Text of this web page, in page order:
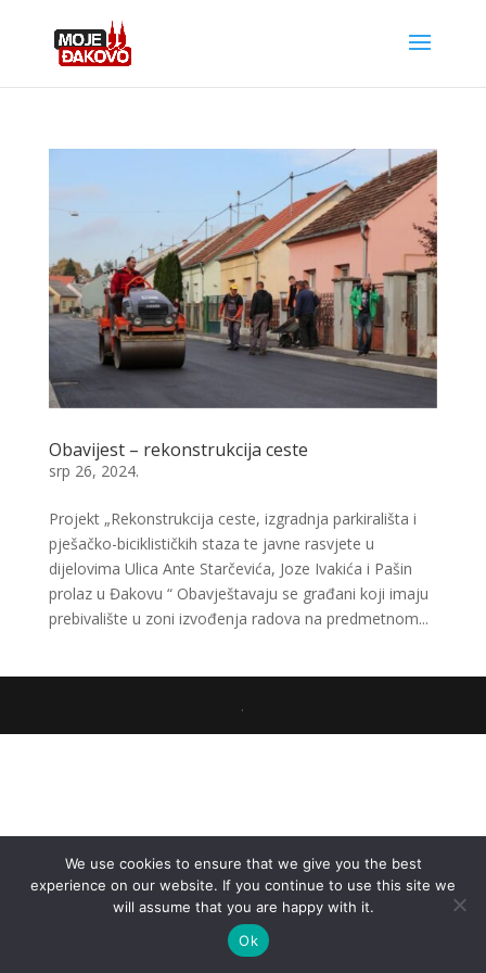
Obavijest – rekonstrukcija ceste
srp 26, 2024.
Projekt „Rekonstrukcija ceste, izgradnja parkirališta i
pješačko-biciklističkih staza te javne rasvjete u
dijelovima Ulica Ante Starčevića, Joze Ivakića i Pašin
prolaz u Đakovu “ Obavještavaju se građani koji imaju
prebivalište u zoni izvođenja radova na predmetnom...
.
We use cookies to ensure that we give you the best
experience on our website. If you continue to use this site we
will assume that you are happy with it.
Ok